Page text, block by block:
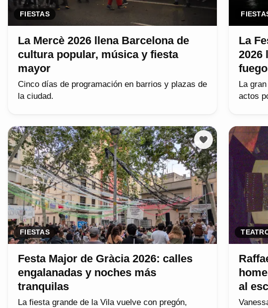
FIESTAS
La Mercè 2026 llena Barcelona de
cultura popular, música y fiesta
mayor
Cinco días de programación en barrios y plazas de
la ciudad.
La
2026
fuego
La
actos
FIESTAS
Festa Major de Gràcia 2026: calles
engalanadas y noches más
tranquilas
La fiesta grande de la Vila vuelve con pregón,
al